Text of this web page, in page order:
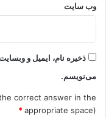
وب‌ سایت
ذخیره نام، ایمیل و
می‌نویسم.
correct answer in the
appropriate space)
*